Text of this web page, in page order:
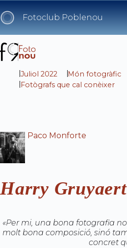
to
content
Fotoclub Poblenou
Juliol 2022
Món fotogràfic
Fotògrafs que cal conèixer
Paco Monforte
Harry Gruyaert
«Per mi, una bona fotografia
molt bona composició, sinó
concret